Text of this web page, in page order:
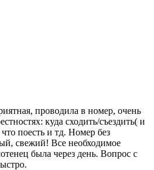
проводила в номер, очень
куда сходить/съездить( и
поесть и тд. Номер без
свежий! Все необходимое
была через день. Вопрос с